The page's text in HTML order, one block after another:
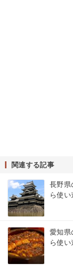
関連する記事
長野県
ら使い
愛知県
ら使い